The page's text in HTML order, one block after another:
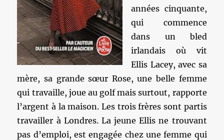
années cinquante,
qui commence
dans un bled
irlandais où vit
Ellis Lacey, avec sa
mère, sa grande sœur Rose, une belle femme
qui travaille, joue au golf mais surtout, rapporte
l’argent à la maison. Les trois frères sont partis
travailler à Londres. La jeune Ellis ne trouvant
pas d’emploi, est engagée chez une femme qui